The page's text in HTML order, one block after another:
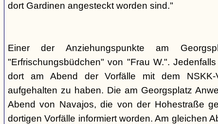
dort Gardinen angesteckt worden sind."
Einer der Anziehungspunkte am
"Erfrischungsbüdchen" von "Frau W.".
dort am Abend der Vorfälle mit dem NSKK-
aufgehalten zu haben. Die am Georgsplatz
Abend von Navajos, die von der Hohestraße
dortigen Vorfälle informiert worden. Am gleichen